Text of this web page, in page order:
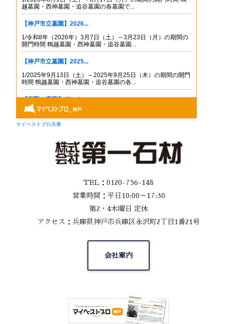
TEL：0120-756-148
営業時間：平日10:00～17:30
第2・4木曜日 定休
アクセス：兵庫県神戸市兵庫区永沢町2丁目1番21号
会社案内